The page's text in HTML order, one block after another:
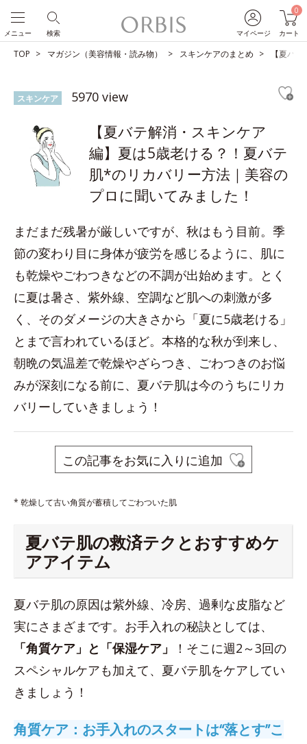
マイページ
0
カート
検索
メニュー
TOP マガジン（美容情報・読み物） スキンケアのまとめ 【夏バ
スキンケア 5970 view
【夏バテ解消・スキンケア
編】夏は5歳老ける？！夏バテ
肌*のリカバリー方法｜美容の
プロに聞いてみました！
まだまだ残暑が厳しいですが、秋はもう目前。季
節の変わり目に身体が疲労を感じるように、肌に
も乾燥やごわつきなどの不調が出始めます。とく
に夏は暑さ、紫外線、空調など肌への刺激が多
く、そのダメージの大きさから「夏に5歳老ける」
とまで言われているほど。本格的な秋が到来し、
朝晩の気温差で乾燥やざらつき、ごわつきのお悩
みが深刻になる前に、夏バテ肌は今のうちにリカ
バリーしていきましょう！
この記事をお気に入りに追加
* 乾燥して古い角質が蓄積してごわついた肌
夏バテ肌の救済テクとおすすめケ
アアイテム
夏バテ肌の原因は紫外線、冷房、過剰な皮脂など
実にさまざまです。お手入れの秘訣としては、
「角質ケア」と「保湿ケア」
！そこに週2～3回の
スペシャルケアも加えて、夏バテ肌をケアしてい
きましょう！
角質ケア：お手入れのスタートは“落とす”こ